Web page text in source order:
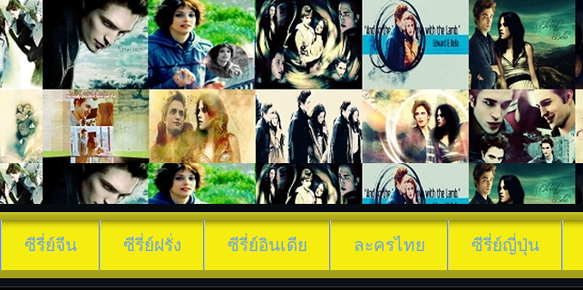
My
ซีรี่ย์จีน ซีรี่ย์ฝรั่ง ซีรี่ย์อินเดีย ละครไทย ซีรี่ย์ญี่ปุ่น